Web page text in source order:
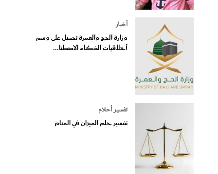
أخبار
وزارة الحج والعمرة تحصل على وسم
أخلاقيات الذكاء الاصطنا...
تفسير أحلام
تفسير حلم الميزان في المنام